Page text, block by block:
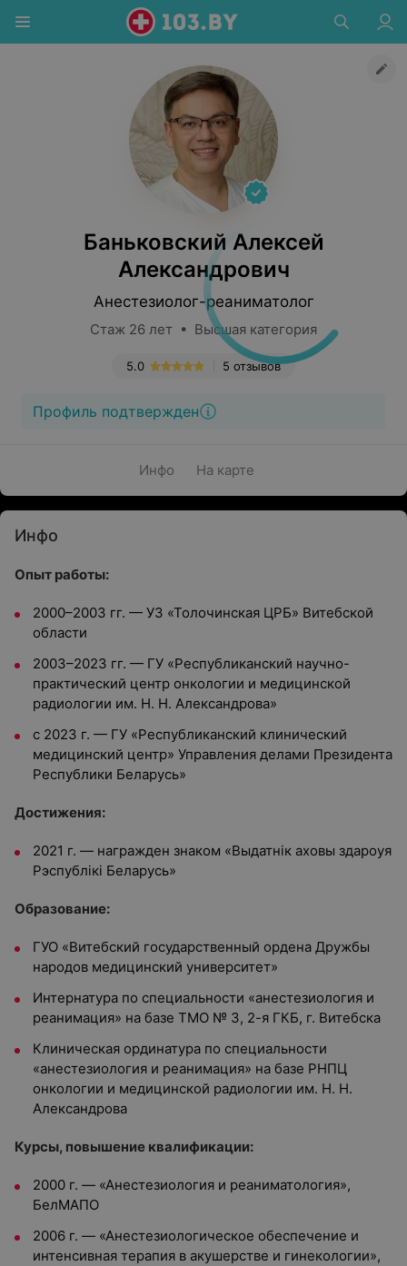
Баньковский Алексей
Александрович
Анестезиолог-реаниматолог
Стаж 26 лет • Высшая категория
5 отзывов
5.0
Профиль подтвержден
Инфо На карте
Инфо
Опыт работы:
2000–2003 гг. — УЗ «Толочинская ЦРБ» Витебской
области
2003–2023 гг. — ГУ «Республиканский научно-
практический центр онкологии и медицинской
радиологии им. Н. Н. Александрова»
с 2023 г. — ГУ «Республиканский клинический
медицинский центр» Управления делами Президента
Республики Беларусь»
Достижения:
2021 г. — награжден знаком «Выдатнiк аховы здароуя
Рэспублiкi Беларусь»
Образование:
ГУО «Витебский государственный ордена Дружбы
народов медицинский университет»
Интернатура по специальности «анестезиология и
реанимация» на базе ТМО № 3, 2-я ГКБ, г. Витебска
Клиническая ординатура по специальности
«анестезиология и реанимация» на базе РНПЦ
онкологии и медицинской радиологии им. Н. Н.
Александрова
Курсы, повышение квалификации:
2000 г. — «Анестезиология и реаниматология»,
БелМАПО
2006 г. — «Анестезиологическое обеспечение и
интенсивная терапия в акушерстве и гинекологии»,